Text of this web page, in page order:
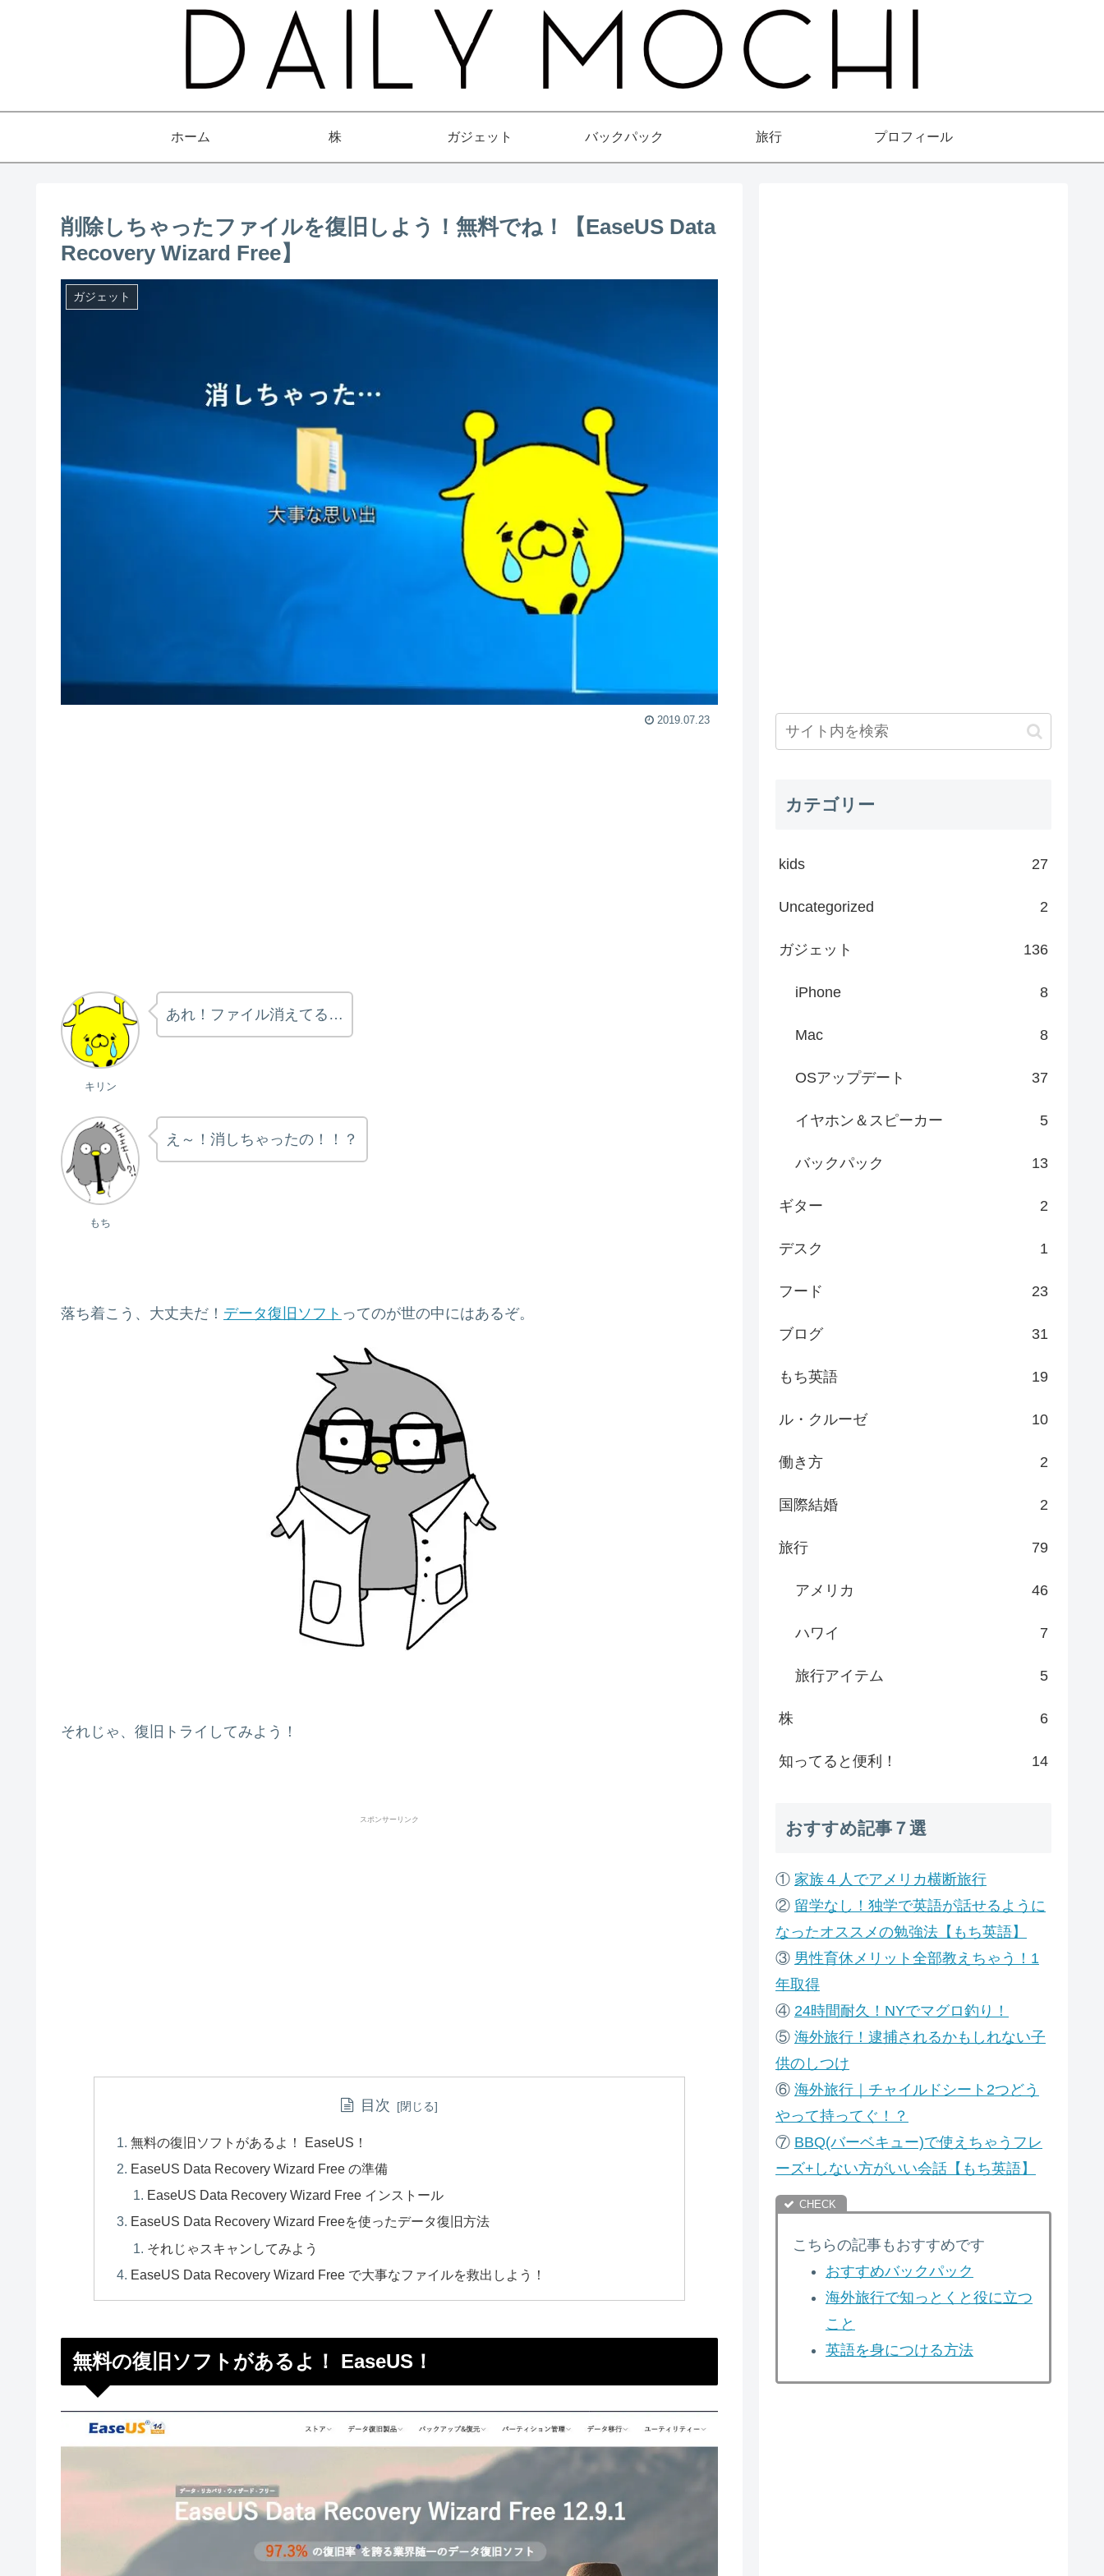
ホーム 株 ガジェット バックパック 旅行 プロフィール
削除しちゃったファイルを復旧しよう！無料でね！【EaseUS Data
Recovery Wizard Free】
ガジェット
2019.07.23
キリン
あれ！ファイル消えてる…
もち
え～！消しちゃったの！！？
落ち着こう、大丈夫だ！ データ復旧ソフト ってのが世の中にはあるぞ。
それじゃ、復旧トライしてみよう！
スポンサーリンク
目次
無料の復旧ソフトがあるよ！ EaseUS！
EaseUS Data Recovery Wizard Free の準備
EaseUS Data Recovery Wizard Free インストール
EaseUS Data Recovery Wizard Freeを使ったデータ復旧方法
それじゃスキャンしてみよう
EaseUS Data Recovery Wizard Free で大事なファイルを救出しよう！
無料の復旧ソフトがあるよ！ EaseUS！
カテゴリー
kids 27
Uncategorized 2
ガジェット 136
iPhone 8
Mac 8
OSアップデート 37
イヤホン＆スピーカー 5
バックパック 13
ギター 2
デスク 1
フード 23
ブログ 31
もち英語 19
ル・クルーゼ 10
働き方 2
国際結婚 2
旅行 79
アメリカ 46
ハワイ 7
旅行アイテム 5
株 6
知ってると便利！ 14
おすすめ記事７選
① 家族４人でアメリカ横断旅行
② 留学なし！独学で英語が話せるように
なったオススメの勉強法【もち英語】
③ 男性育休メリット全部教えちゃう！1
年取得
④ 24時間耐久！NYでマグロ釣り！
⑤ 海外旅行！逮捕されるかもしれない子
供のしつけ
⑥ 海外旅行｜チャイルドシート2つどう
やって持ってぐ！？
⑦ BBQ(バーベキュー)で使えちゃうフレ
ーズ+しない方がいい会話【もち英語】
こちらの記事もおすすめです
おすすめバックパック
海外旅行で知っとくと役に立つ
こと
英語を身につける方法